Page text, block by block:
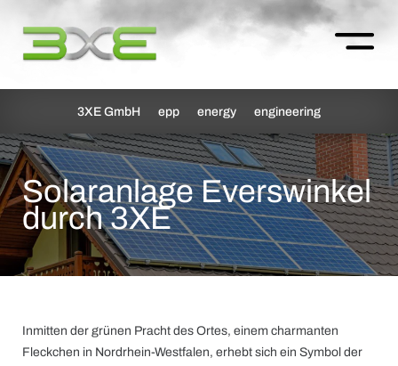
3XE GmbH epp energy engineering
Solaranlage Everswinkel
durch 3XE
Inmitten der grünen Pracht des Ortes, einem charmanten
Fleckchen in Nordrhein-Westfalen, erhebt sich ein Symbol der